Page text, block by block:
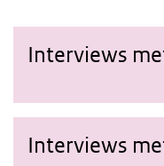
Interviews
Interviews